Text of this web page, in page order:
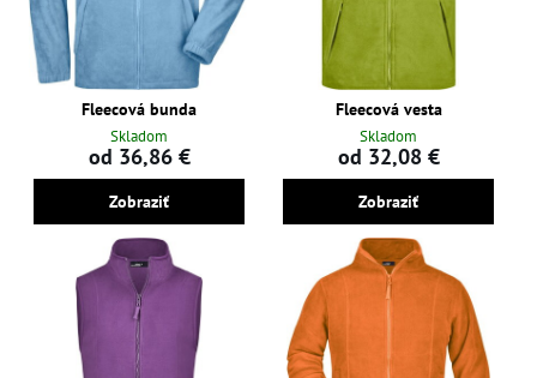
Fleecová bunda
Skladom
od 36,86 €
Zobraziť
Fleecová vesta
Skladom
od 32,08 €
Zobraziť